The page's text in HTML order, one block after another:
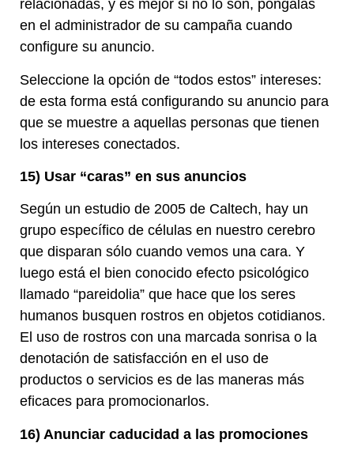
relacionadas, y es mejor si no lo son, póngalas
en el administrador de su campaña cuando
configure su anuncio.
Seleccione la opción de “todos estos” intereses:
de esta forma está configurando su anuncio para
que se muestre a aquellas personas que tienen
los intereses conectados.
15) Usar “caras” en sus anuncios
Según un estudio de 2005 de Caltech, hay un
grupo específico de células en nuestro cerebro
que disparan sólo cuando vemos una cara. Y
luego está el bien conocido efecto psicológico
llamado “pareidolia” que hace que los seres
humanos busquen rostros en objetos cotidianos.
El uso de rostros con una marcada sonrisa o la
denotación de satisfacción en el uso de
productos o servicios es de las maneras más
eficaces para promocionarlos.
16) Anunciar caducidad a las promociones